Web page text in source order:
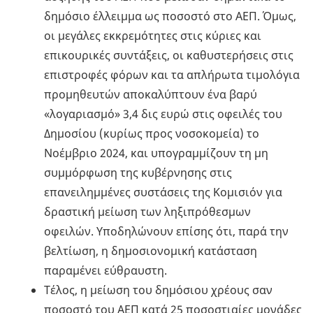
δημόσιο έλλειμμα ως ποσοστό στο ΑΕΠ. Όμως,
οι μεγάλες εκκρεμότητες στις κύριες και
επικουρικές συντάξεις, οι καθυστερήσεις στις
επιστροφές φόρων και τα απλήρωτα τιμολόγια
προμηθευτών αποκαλύπτουν ένα βαρύ
«λογαριασμό» 3,4 δις ευρώ στις οφειλές του
Δημοσίου (κυρίως προς νοσοκομεία) το
Νοέμβριο 2024, και υπογραμμίζουν τη μη
συμμόρφωση της κυβέρνησης στις
επανειλημμένες συστάσεις της Κομισιόν για
δραστική μείωση των ληξιπρόθεσμων
οφειλών. Υποδηλώνουν επίσης ότι, παρά την
βελτίωση, η δημοσιονομική κατάσταση
παραμένει εύθραυστη.
Τέλος, η μείωση του δημόσιου χρέους σαν
ποσοστό του ΑΕΠ κατά 25 ποσοστιαίες μονάδες